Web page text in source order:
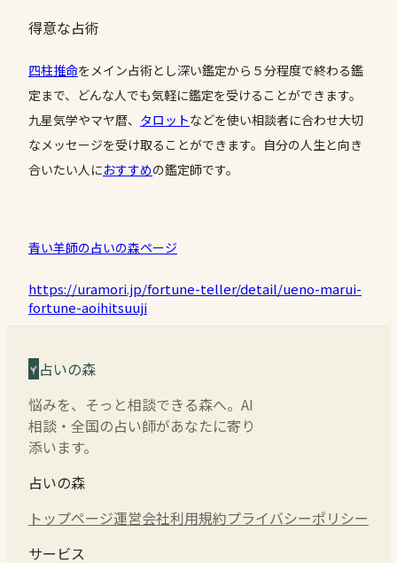
得意な占術
四柱推命をメイン占術とし深い鑑定から５分程度で終わる鑑
定まで、どんな人でも気軽に鑑定を受けることができます。
九星気学やマヤ暦、 タロットなどを使い相談者に合わせ大切
なメッセージを受け取ることができます。自分の人生と向き
合いたい人におすすめの鑑定師です。
青い羊師の占いの森ページ
https://uramori.jp/fortune-teller/detail/ueno-marui-
fortune-aoihitsuuji
占いの森
悩みを、そっと相談できる森へ。AI
相談・全国の占い師があなたに寄り
添います。
占いの森
トップページ運営会社利用規約プライバシーポリシー
サービス